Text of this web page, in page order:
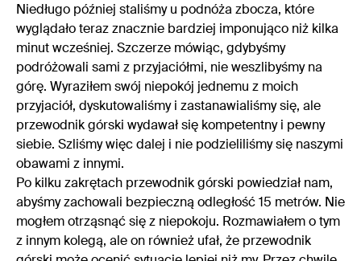
Niedługo później staliśmy u podnóża zbocza, które
wyglądało teraz znacznie bardziej imponująco niż kilka
minut wcześniej. Szczerze mówiąc, gdybyśmy
podróżowali sami z przyjaciółmi, nie weszlibyśmy na
górę. Wyraziłem swój niepokój jednemu z moich
przyjaciół, dyskutowaliśmy i zastanawialiśmy się, ale
przewodnik górski wydawał się kompetentny i pewny
siebie. Szliśmy więc dalej i nie podzieliliśmy się naszymi
obawami z innymi.
Po kilku zakrętach przewodnik górski powiedział nam,
abyśmy zachowali bezpieczną odległość 15 metrów. Nie
mogłem otrząsnąć się z niepokoju. Rozmawiałem o tym
z innym kolegą, ale on również ufał, że przewodnik